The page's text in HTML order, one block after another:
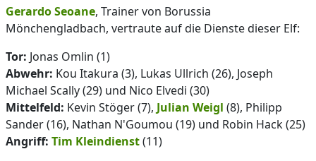
Gerardo Seoane, Trainer von Borussia
Mönchengladbach, vertraute auf die Dienste dieser Elf:
Tor: Jonas Omlin (1)
Abwehr: Kou Itakura (3), Lukas Ullrich (26), Joseph
Michael Scally (29) und Nico Elvedi (30)
Mittelfeld: Kevin Stöger (7), Julian Weigl (8), Philipp
Sander (16), Nathan N'Goumou (19) und Robin Hack (25)
Angriff: Tim Kleindienst(11)